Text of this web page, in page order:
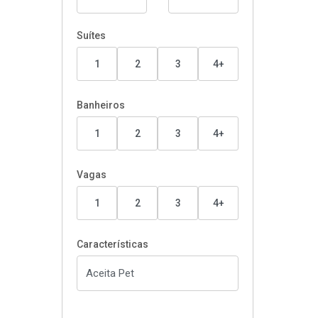
Suítes
1 2 3 4+
Banheiros
1 2 3 4+
Vagas
1 2 3 4+
Características